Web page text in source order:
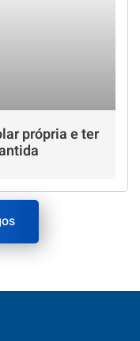
própria e ter